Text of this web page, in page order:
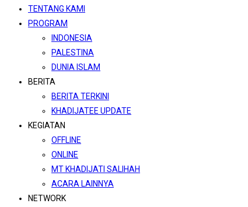
TENTANG KAMI
PROGRAM
INDONESIA
PALESTINA
DUNIA ISLAM
BERITA
BERITA TERKINI
KHADIJATEE UPDATE
KEGIATAN
OFFLINE
ONLINE
MT KHADIJATI SALIHAH
ACARA LAINNYA
NETWORK